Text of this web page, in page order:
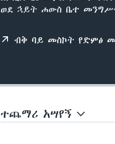
ወደ ኋይት ሐውስ ቤተ
ብቅ ባይ መስኮት የድምፅ
ተጨማሪ አሣየኝ